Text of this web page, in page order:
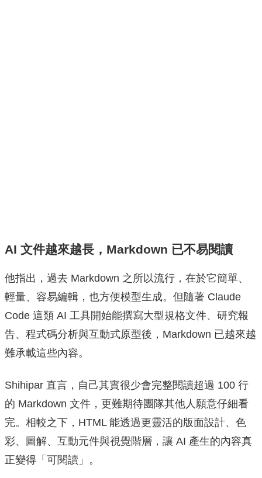
AI 文件越來越長，Markdown 已不易閱讀
他指出，過去 Markdown 之所以流行，在於它簡單、
輕量、容易編輯，也方便模型生成。但隨著 Claude
Code 這類 AI 工具開始能撰寫大型規格文件、研究報
告、程式碼分析與互動式原型後，Markdown 已越來越
難承載這些內容。
Shihipar 直言，自己其實很少會完整閱讀超過 100 行
的 Markdown 文件，更難期待團隊其他人願意仔細看
完。相較之下，HTML 能透過更靈活的版面設計、色
彩、圖解、互動元件與視覺階層，讓 AI 產生的內容真
正變得「可閱讀」。